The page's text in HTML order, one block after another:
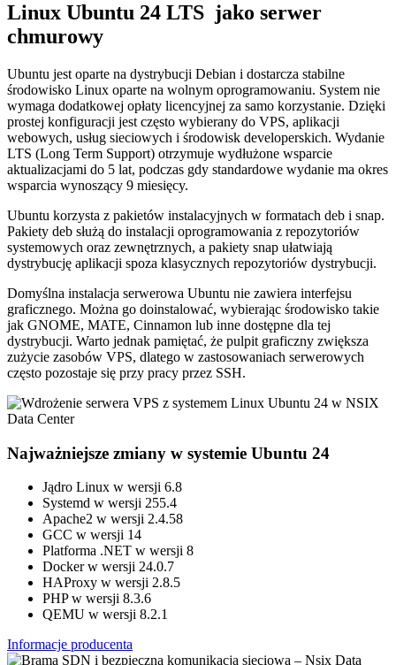
Linux Ubuntu 24 LTS jako serwer
chmurowy
Ubuntu jest oparte na dystrybucji Debian i dostarcza stabilne
środowisko Linux oparte na wolnym oprogramowaniu. System nie
wymaga dodatkowej opłaty licencyjnej za samo korzystanie. Dzięki
prostej konfiguracji jest często wybierany do VPS, aplikacji
webowych, usług sieciowych i środowisk developerskich. Wydanie
LTS (Long Term Support) otrzymuje wydłużone wsparcie
aktualizacjami do 5 lat, podczas gdy standardowe wydanie ma okres
wsparcia wynoszący 9 miesięcy.
Ubuntu korzysta z pakietów instalacyjnych w formatach deb i snap.
Pakiety deb służą do instalacji oprogramowania z repozytoriów
systemowych oraz zewnętrznych, a pakiety snap ułatwiają
dystrybucję aplikacji spoza klasycznych repozytoriów dystrybucji.
Domyślna instalacja serwerowa Ubuntu nie zawiera interfejsu
graficznego. Można go doinstalować, wybierając środowisko takie
jak GNOME, MATE, Cinnamon lub inne dostępne dla tej
dystrybucji. Warto jednak pamiętać, że pulpit graficzny zwiększa
zużycie zasobów VPS, dlatego w zastosowaniach serwerowych
często pozostaje się przy pracy przez SSH.
Najważniejsze zmiany w systemie Ubuntu 24
Jądro Linux w wersji 6.8
Systemd w wersji 255.4
Apache2 w wersji 2.4.58
GCC w wersji 14
Platforma .NET w wersji 8
Docker w wersji 24.0.7
HAProxy w wersji 2.8.5
PHP w wersji 8.3.6
QEMU w wersji 8.2.1
Informacje producenta